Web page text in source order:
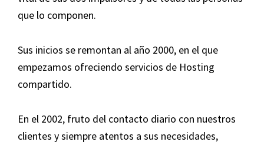
que lo componen.
Sus inicios se remontan al año 2000, en el que
empezamos ofreciendo servicios de Hosting
compartido.
En el 2002, fruto del contacto diario con nuestros
clientes y siempre atentos a sus necesidades,